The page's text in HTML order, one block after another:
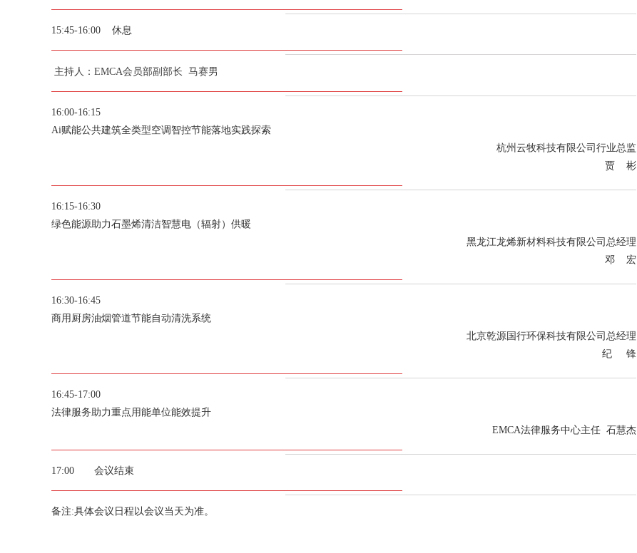
15:45-16:00 休息
主持人：EMCA会员部副部长 马赛男
16:00-16:15
Ai赋能公共建筑全类型空调智控节能落地实践探索
杭州云牧科技有限公司行业总监
贾 彬
16:15-16:30
绿色能源助力石墨烯清洁智慧电（辐射）供暖
黑龙江龙烯新材料科技有限公司总经理
邓 宏
16:30-16:45
商用厨房油烟管道节能自动清洗系统
北京乾源国行环保科技有限公司总经理
纪 锋
16:45-17:00
法律服务助力重点用能单位能效提升
EMCA法律服务中心主任 石慧杰
17:00 会议结束
备注:具体会议日程以会议当天为准。